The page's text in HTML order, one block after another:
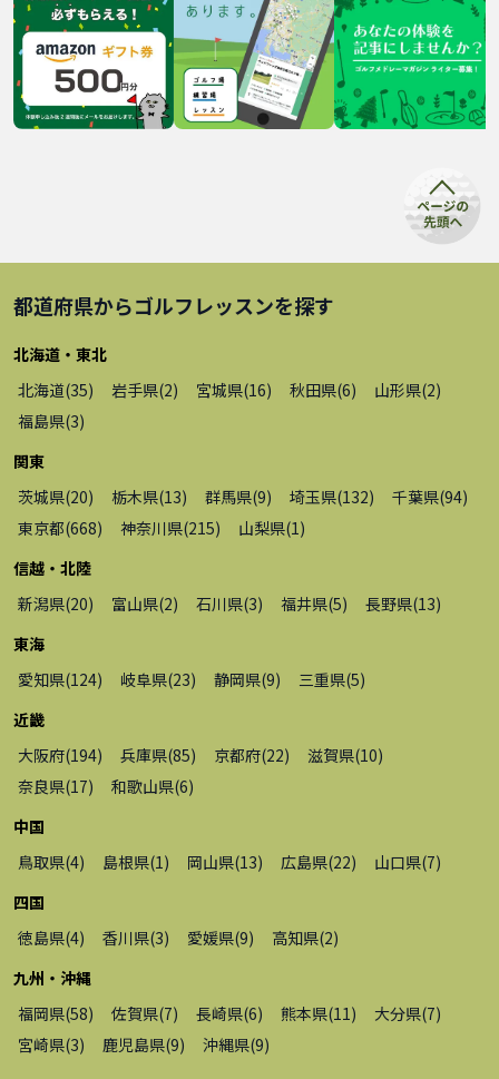
都道府県からゴルフレッスンを探す
北海道・東北
北海道(35) 岩手県(2) 宮城県(16) 秋田県(6) 山形県(2)
福島県(3)
関東
茨城県(20) 栃木県(13) 群馬県(9) 埼玉県(132) 千葉県(94)
東京都(668) 神奈川県(215) 山梨県(1 )
信越・北陸
新潟県(20) 富山県(2) 石川県(3) 福井県(5) 長野県(13)
東海
愛知県(124) 岐阜県(23) 静岡県(9) 三重県(5)
近畿
大阪府(194) 兵庫県(85) 京都府(22) 滋賀県(10)
奈良県(17) 和歌山県(6)
中国
鳥取県(4) 島根県(1 ) 岡山県(13) 広島県(22) 山口県(7)
四国
徳島県(4) 香川県(3) 愛媛県(9) 高知県(2)
九州・沖縄
福岡県(58) 佐賀県(7) 長崎県(6) 熊本県(11 ) 大分県(7)
宮崎県(3) 鹿児島県(9) 沖縄県(9)